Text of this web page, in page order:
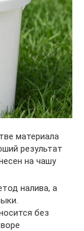
материала
результат
на чашу
налива, а
без